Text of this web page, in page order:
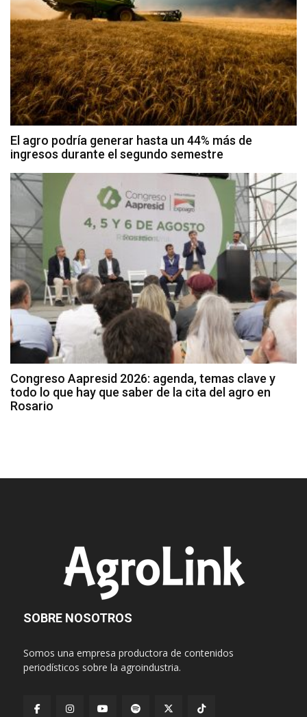
El agro podría generar hasta un 44% más de
ingresos durante el segundo semestre
Congreso Aapresid 2026: agenda, temas clave y
todo lo que hay que saber de la cita del agro en
Rosario
SOBRE NOSOTROS
Somos una empresa productora de contenidos
periodísticos sobre la agroindustria.